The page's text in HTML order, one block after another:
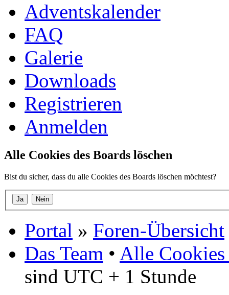
Adventskalender
FAQ
Galerie
Downloads
Registrieren
Anmelden
Alle Cookies des Boards löschen
Bist du sicher, dass du alle Cookies des Boards löschen möchtest?
Portal » Foren-Übersicht
Das Team • Alle Cookies
sind UTC + 1 Stunde